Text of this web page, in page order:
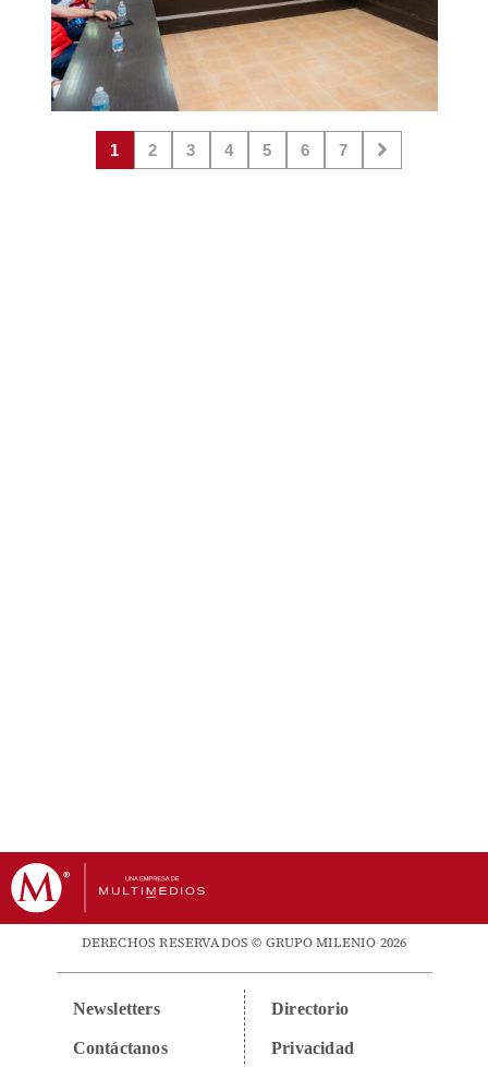
1 2 3 4 5 6 7
DERECHOS RESERVADOS © GRUPO MILENIO 2026
Newsletters
Contáctanos
Directorio
Privacidad